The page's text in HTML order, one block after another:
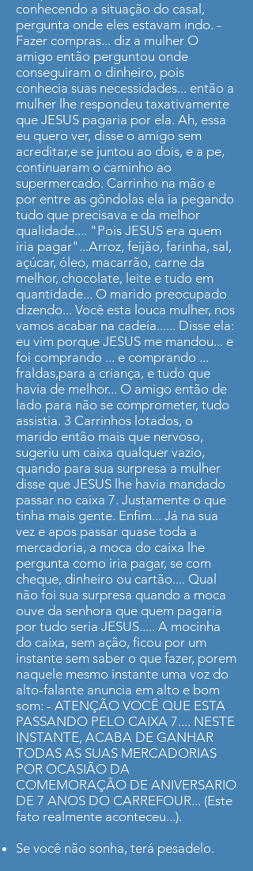
conhecendo a situação do casal,
pergunta onde eles estavam indo. -
Fazer compras... diz a mulher O
amigo então perguntou onde
conseguiram o dinheiro, pois
conhecia suas necessidades... então a
mulher lhe respondeu taxativamente
que JESUS pagaria por ela. Ah, essa
eu quero ver, disse o amigo sem
acreditar,e se juntou ao dois, e a pe,
continuaram o caminho ao
supermercado. Carrinho na mão e
por entre as gôndolas ela ia pegando
tudo que precisava e da melhor
qualidade.... "Pois JESUS era quem
iria pagar"...Arroz, feijão, farinha, sal,
açúcar, óleo, macarrão, carne da
melhor, chocolate, leite e tudo em
quantidade... O marido preocupado
dizendo... Você esta louca mulher, nos
vamos acabar na cadeia...... Disse ela:
eu vim porque JESUS me mandou... e
foi comprando ... e comprando ...
fraldas,para a criança, e tudo que
havia de melhor... O amigo então de
lado para não se comprometer, tudo
assistia. 3 Carrinhos lotados, o
marido então mais que nervoso,
sugeriu um caixa qualquer vazio,
quando para sua surpresa a mulher
disse que JESUS lhe havia mandado
passar no caixa 7. Justamente o que
tinha mais gente. Enfim... Já na sua
vez e apos passar quase toda a
mercadoria, a moca do caixa lhe
pergunta como iria pagar, se com
cheque, dinheiro ou cartão.... Qual
não foi sua surpresa quando a moca
ouve da senhora que quem pagaria
por tudo seria JESUS..... A mocinha
do caixa, sem ação, ficou por um
instante sem saber o que fazer, porem
naquele mesmo instante uma voz do
alto-falante anuncia em alto e bom
som: - ATENÇÃO VOCÊ QUE ESTA
PASSANDO PELO CAIXA 7.... NESTE
INSTANTE, ACABA DE GANHAR
TODAS AS SUAS MERCADORIAS
POR OCASIÃO DA
COMEMORAÇÃO DE ANIVERSARIO
DE 7 ANOS DO CARREFOUR... (Este
fato realmente aconteceu...).
Se você não sonha, terá pesadelo.